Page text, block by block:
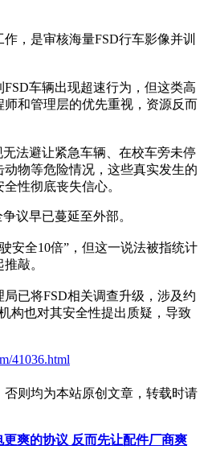
，是审核海量FSD行车影像并训
车辆出现超速行为，但这类高
和管理层的优先重视，资源反而
法避让紧急车辆、在校车旁未停
物等危险情况，这些真实发生的
性彻底丧失信心。
议早已蔓延至外部。
安全10倍”，但这一说法被指统计
敲。
已将FSD相关调查升级，涉及约
构也对其安全性提出质疑，导致
41036.html
否则均为本站原创文章，转载时请
更爽的协议 反而先让配件厂商爽